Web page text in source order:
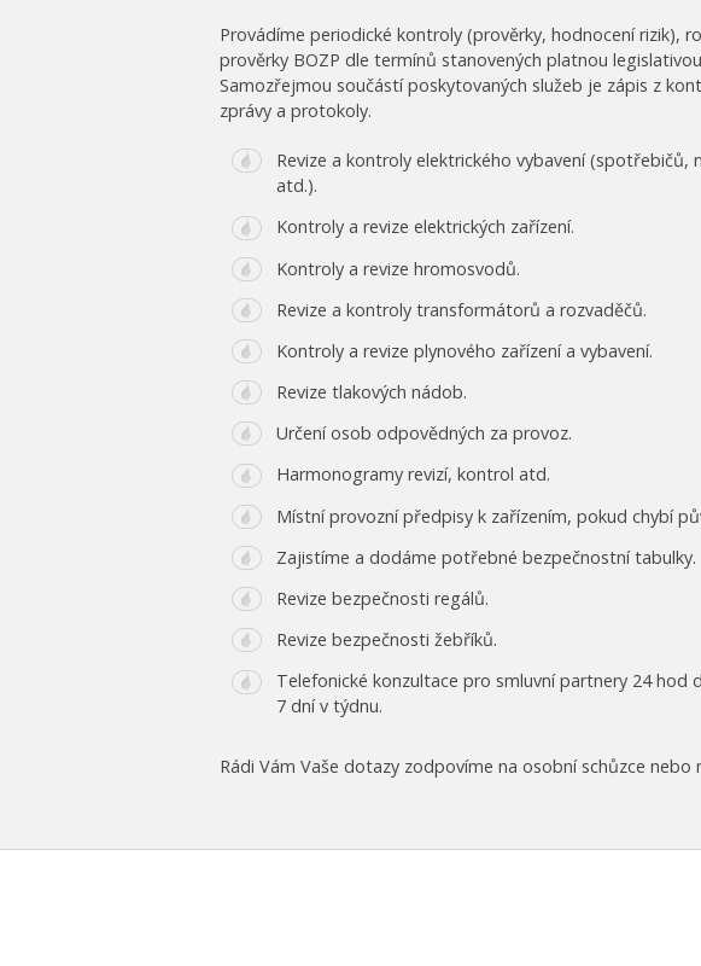
Provádíme periodické kontroly (prověrky, hodnocení rizik),
prověrky BOZP dle termínů stanovených platnou
Samozřejmou součástí poskytovaných služeb je zápis z
zprávy a protokoly.
Revize a kontroly elektrického vybavení (spotřebičů,
atd.).
Kontroly a revize elektrických zařízení.
Kontroly a revize hromosvodů.
Revize a kontroly transformátorů a rozvaděčů.
Kontroly a revize plynového zařízení a vybavení.
Revize tlakových nádob.
Určení osob odpovědných za provoz.
Harmonogramy revizí, kontrol atd.
Místní provozní předpisy k zařízením, pokud chybí
Zajistíme a dodáme potřebné bezpečnostní tabulky.
Revize bezpečnosti regálů.
Revize bezpečnosti žebříků.
Telefonické konzultace pro smluvní partnery 24 hod
7 dní v týdnu.
Rádi Vám Vaše dotazy zodpovíme na osobní schůzce nebo